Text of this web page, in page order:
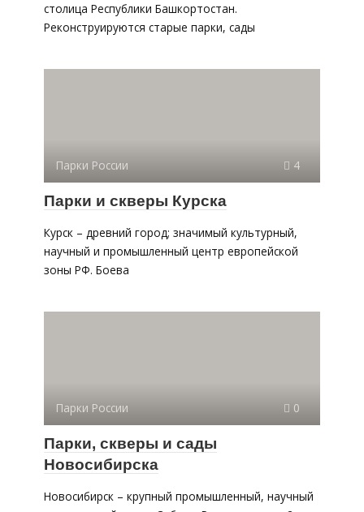
столица Республики Башкортостан.
Реконструируются старые парки, сады
Парки России 4
Парки и скверы Курска
Курск – древний город; значимый культурный,
научный и промышленный центр европейской
зоны РФ. Боева
Парки России 0
Парки, скверы и сады
Новосибирска
Новосибирск – крупный промышленный, научный